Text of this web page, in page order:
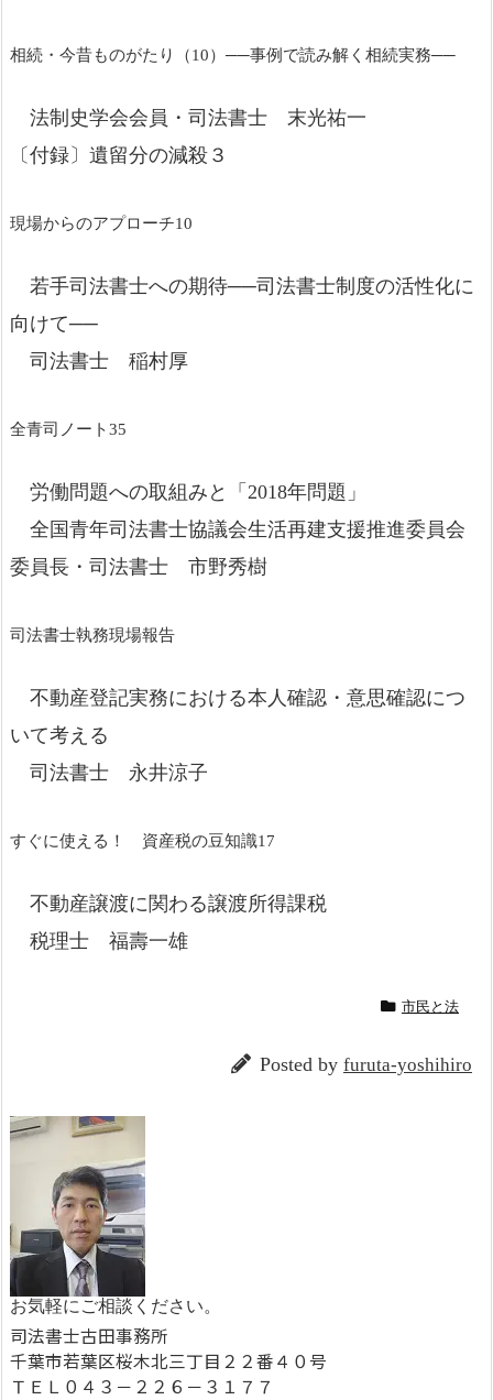
相続・今昔ものがたり（10）──事例で読み解く相続実務──
法制史学会会員・司法書士 末光祐一
〔付録〕遺留分の減殺３
現場からのアプローチ10
若手司法書士への期待──司法書士制度の活性化に
向けて──
司法書士 稲村厚
全青司ノート35
労働問題への取組みと「2018年問題」
全国青年司法書士協議会生活再建支援推進委員会
委員長・司法書士 市野秀樹
司法書士執務現場報告
不動産登記実務における本人確認・意思確認につ
いて考える
司法書士 永井涼子
すぐに使える！ 資産税の豆知識17
不動産譲渡に関わる譲渡所得課税
税理士 福壽一雄
市民と法
Posted by furuta-yoshihiro
お気軽にご相談ください。
司法書士古田事務所
千葉市若葉区桜木北三丁目２２番４０号
ＴＥＬ０４３－２２６－３１７７